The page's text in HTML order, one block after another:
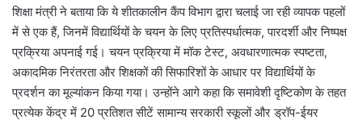
शिक्षा मंत्री ने बताया कि ये शीतकालीन कैंप विभाग द्वारा चलाई जा रही व्यापक पहलों
में से एक हैं, जिनमें विद्यार्थियों के चयन के लिए प्रतिस्पर्धात्मक, पारदर्शी और निष्पक्ष
प्रक्रिया अपनाई गई। चयन प्रक्रिया में मॉक टेस्ट, अवधारणात्मक स्पष्टता,
अकादमिक निरंतरता और शिक्षकों की सिफारिशों के आधार पर विद्यार्थियों के
प्रदर्शन का मूल्यांकन किया गया। उन्होंने आगे कहा कि समावेशी दृष्टिकोण के तहत
प्रत्येक केंद्र में 20 प्रतिशत सीटें सामान्य सरकारी स्कूलों और ड्रॉप-ईयर